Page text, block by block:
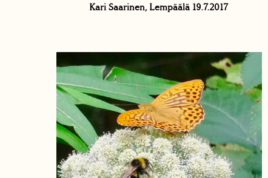
Kari Saarinen, Lempäälä 19.7.2017